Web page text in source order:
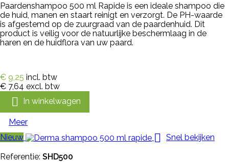
Paardenshampoo 500 ml Rapide is een ideale shampoo die
de huid, manen en staart reinigt en verzorgt. De PH-waarde
is afgestemd op de zuurgraad van de paardenhuid. Dit
product is veilig voor de natuurlijke beschermlaag in de
haren en de huidflora van uw paard.
€ 9,25 incl. btw
€ 7,64 excl. btw
 In winkelwagen
Meer
Nieuw
 Snel bekijken
Referentie: SHD500